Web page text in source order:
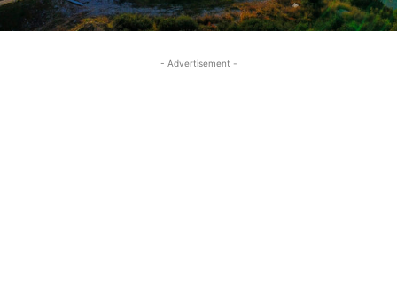
- Advertisement -